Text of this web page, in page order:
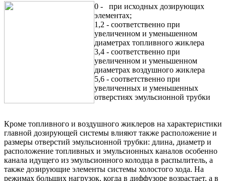
0 - при исходных дозирующих
элементах;
1,2 - соответственно при
увеличенном и уменьшенном
диаметрах топливного жиклера
3,4 - соответственно при
увеличенном и уменьшенном
диаметрах воздушного жиклера
5,6 - соответственно при
увеличенных и уменьшенных
отверстиях эмульсионной трубки
Кроме топливного и воздушного жиклеров на характеристики
главной дозирующей системы влияют также расположение и
размеры отверстий эмульсионной трубки: длина, диаметр и
расположение топливных и эмульсионных каналов особенно
канала идущего из эмульсионного колодца в распылитель, а
также дозирующие элементы системы холостого хода. На
режимах больших нагрузок, когда в диффузоре возрастает, а в